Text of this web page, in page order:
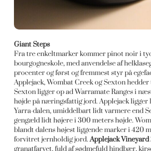
Giant Steps
Fra tre enkeltmarker kommer pinot noir i
bourgogneskole, med anvendelse af
procenter og først og fremmest styr på
Applejack, Wombat Creek og Sexton
Sexton ligger op ad Warramate Ranges i
højde på næringsfattig jord. Applejack ligger
Yarra-dalen, umiddelbart lidt varmere end
gengæld lidt højere i 300 meters højde.
blandt dalens højest liggende marker i 420
forvitret jernholdig jord.Applejack Vineyard
granatfarvet, fuld af sødmefuld hindbær,